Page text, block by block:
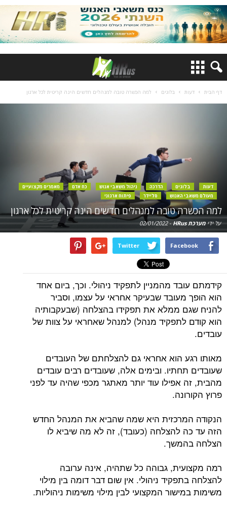
דף הבית דעות בלוגים למה הכשרה טובה למנהלים חדשים הינה קריטית לכל ארגון
דעות בלוגים הדרכה ניהול משאבי אנוש כח אדם
מאמרים מקצועיים
מעולם משאבי האנוש
סליידר פיתוח ארגוני
למה הכשרה טובה למנהלים חדשים הינה קריטית לכל ארגון
על ידי מערכת HRus -
02/01/2022
Facebook
Twitter
קידמתם עובד מהמניין לתפקיד ניהולי. וכך, ביום אחד
הוא הופך מעובד שבעיקר אחראי על עצמו, וסביר
להניח שגם ממלא את תפקידו בהצלחה (שבעקבותיה
הוא קודם לתפקיד מנהל) למנהל שאחראי על צוות של
עובדים.
מאותו רגע הוא אחראי גם להצלחתם של העובדים
שעובדים תחתיו. ובימים אלה, שעובדים רבים עובדים
מהבית, זה אפילו עוד יותר מאתגר מכפי שהיה עד לפני
פרוץ הקורונה.
הנקודה המרכזית היא שמה שהביא את המנהל החדש
הזה עד כה להצלחה (כעובד), זה לא מה שיביא לו
הצלחה בהמשך.
רמה מקצועית, גבוהה כל שתהיה, אינה ערובה
להצלחה בתפקיד ניהולי. אין שום דבר דומה בין מילוי
משימות במישור המקצועי לבין מילוי משימות ניהוליות.